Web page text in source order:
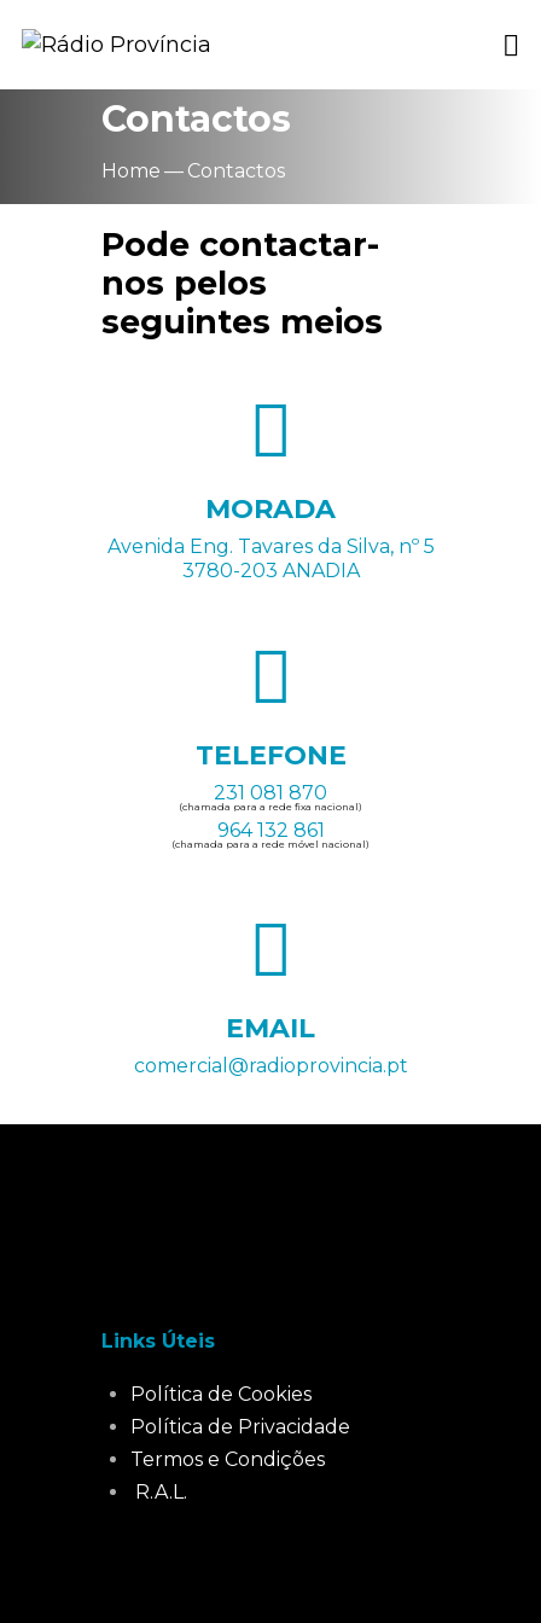
Contactos
Home Contactos
Pode contactar-
nos pelos
seguintes meios
MORADA
Avenida Eng. Tavares da Silva, nº 5
3780-203 ANADIA
TELEFONE
231 081 870
(chamada para a rede fixa nacional)
964 132 861
(chamada para a rede móvel nacional)
EMAIL
comercial@radioprovincia.pt
Links Úteis
Política de Cookies
Política de Privacidade
Termos e Condições
R.A.L.